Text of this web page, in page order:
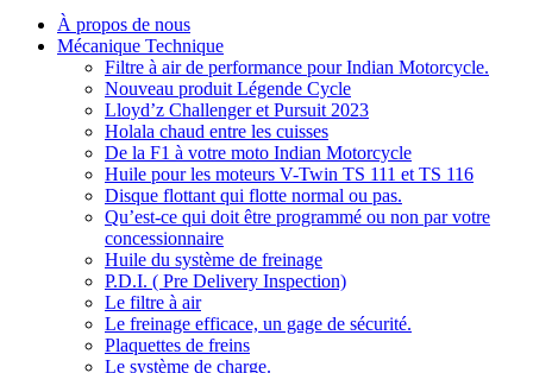
À propos de nous
Mécanique Technique
Filtre à air de performance pour Indian Motorcycle.
Nouveau produit Légende Cycle
Lloyd’z Challenger et Pursuit 2023
Holala chaud entre les cuisses
De la F1 à votre moto Indian Motorcycle
Huile pour les moteurs V-Twin TS 111 et TS 116
Disque flottant qui flotte normal ou pas.
Qu’est-ce qui doit être programmé ou non par votre
concessionnaire
Huile du système de freinage
P.D.I. ( Pre Delivery Inspection)
Le filtre à air
Le freinage efficace, un gage de sécurité.
Plaquettes de freins
Le système de charge.